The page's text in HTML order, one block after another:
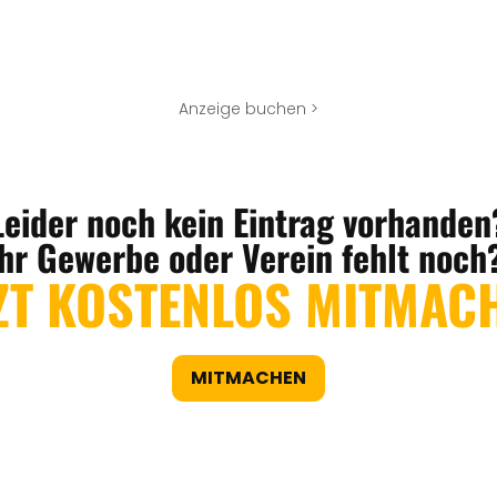
Anzeige buchen >
noch kein Eintrag
Gewerbe oder Verein fehlt
KOSTENLOS
MITMACHEN